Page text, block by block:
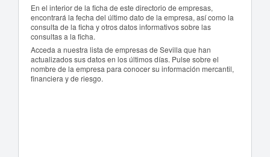
En el interior de la ficha de este directorio de empresas,
encontrará la fecha del último dato de la empresa, así como la
consulta de la ficha y otros datos informativos sobre las
consultas a la ficha.
Acceda a nuestra lista de empresas de Sevilla que han
actualizados sus datos en los últimos días. Pulse sobre el
nombre de la empresa para conocer su información mercantil,
financiera y de riesgo.